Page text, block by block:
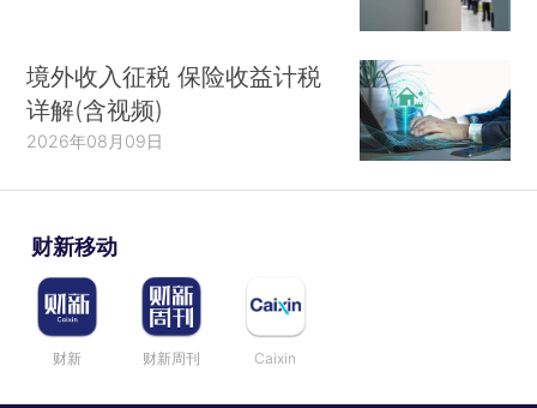
境外收入征税 保险收益计税
详解(含视频)
2026年08月09日
财新移动
财新 财新周刊 Caixin